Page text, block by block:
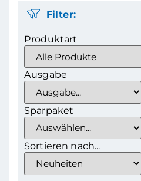
Filter:
Produktart
Ausgabe
Sparpaket
Sortieren nach...